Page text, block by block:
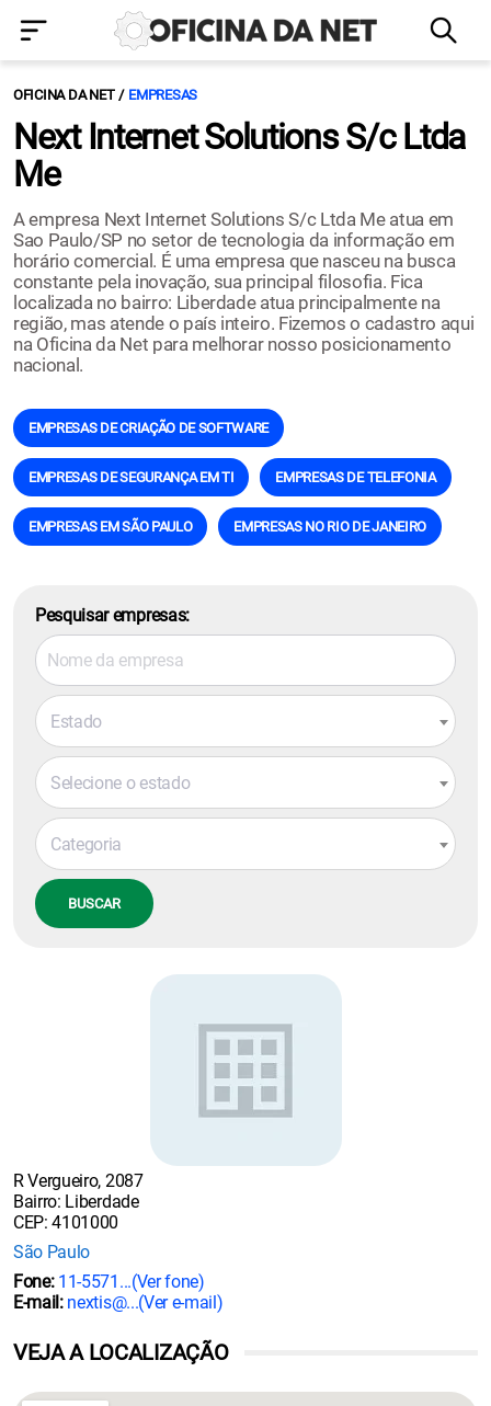
OFICINA DA NET EMPRESAS
Next Internet Solutions S/c Ltda
Me
A empresa Next Internet Solutions S/c Ltda Me atua em
Sao Paulo/SP no setor de tecnologia da informação em
horário comercial. É uma empresa que nasceu na busca
constante pela inovação, sua principal filosofia. Fica
localizada no bairro: Liberdade atua principalmente na
região, mas atende o país inteiro. Fizemos o cadastro aqui
na Oficina da Net para melhorar nosso posicionamento
nacional.
EMPRESAS DE CRIAÇÃO DE SOFTWARE
EMPRESAS DE SEGURANÇA EM TI EMPRESAS DE TELEFONIA
EMPRESAS EM SÃO PAULO EMPRESAS NO RIO DE JANEIRO
Pesquisar empresas:
Estado
Selecione o estado
Categoria
BUSCAR
R Vergueiro, 2087
Bairro: Liberdade
CEP: 4101000
São Paulo
Fone: 11-5571...(Ver fone)
E-mail: nextis@...(Ver e-mail)
VEJA A LOCALIZAÇÃO